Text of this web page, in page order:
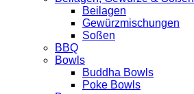
Beilagen
Gewürzmischungen
Soßen
BBQ
Bowls
Buddha Bowls
Poke Bowls